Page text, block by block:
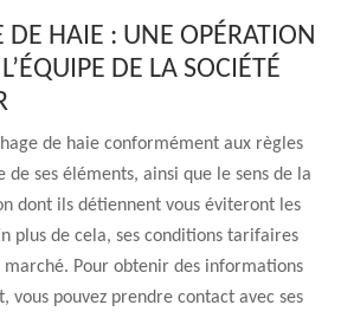
DE HAIE : UNE OPÉRATION
DE LA SOCIÉTÉ
de haie conformément aux règles
de ses éléments, ainsi que le sens de la
dont ils détiennent vous éviteront les
plus de cela, ses conditions tarifaires
marché. Pour obtenir des informations
vous pouvez prendre contact avec ses